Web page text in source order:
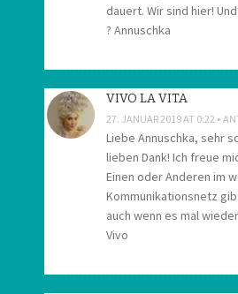
dauert. Wir sind hier!
? Annuschka
VIVO LA VITA
27. JANUAR 2019 AT 0:22
Liebe Annuschka, sehr
lieben Dank! Ich freue
Einen oder Anderen im
Kommunikationsnetz
auch wenn es mal
Vivo